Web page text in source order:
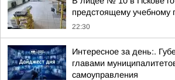
предстоящему учебному
22:30
Интересное за день:.
главами
самоуправления